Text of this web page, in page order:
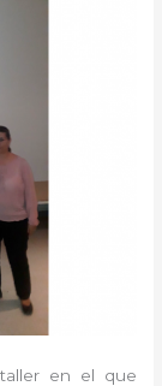
en el que